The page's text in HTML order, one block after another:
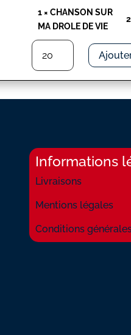
1 ×CHANSON SUR
MA DROLE DE VIE
quantité
CHANSON
SUR
MA
Informations
Livraisons
Mentions légales
Conditions